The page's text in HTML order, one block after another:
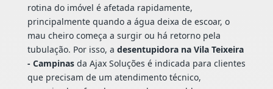
rotina do imóvel é afetada rapidamente,
principalmente quando a água deixa de escoar, o
mau cheiro começa a surgir ou há retorno pela
tubulação. Por isso, a desentupidora na Vila Teixeira
- Campinasda Ajax Soluções é indicada para clientes
que precisam de um atendimento técnico,